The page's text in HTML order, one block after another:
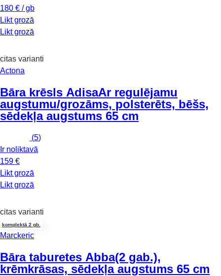
180 € / gb
Likt grozā
Likt grozā
citas varianti
Actona
Bāra krēsls AdisaAr regulējamu
augstumu/grozāms, polsterēts, bēšs,
sēdekļa augstums 65 cm
(5)
Ir noliktavā
159 €
Likt grozā
Likt grozā
citas varianti
komplektā 2 gb.
Marckeric
Bāra taburetes Abba(2 gab.),
krēmkrāsas, sēdekļa augstums 65 cm